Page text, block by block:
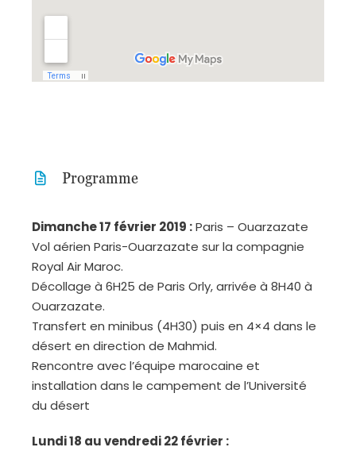
Programme
Dimanche 17 février 2019 :Paris – Ouarzazate
Vol aérien Paris-Ouarzazate sur la compagnie
Royal Air Maroc.
Décollage à 6H25 de Paris Orly, arrivée à 8H40 à
Ouarzazate.
Transfert en minibus (4H30) puis en 4×4 dans le
désert en direction de Mahmid.
Rencontre avec l’équipe marocaine et
installation dans le campement de l’Université
du désert
Lundi 18 au vendredi 22 février :